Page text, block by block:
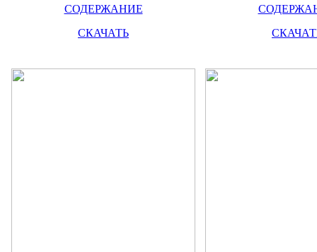
СОДЕРЖАНИЕ
СКАЧАТЬ